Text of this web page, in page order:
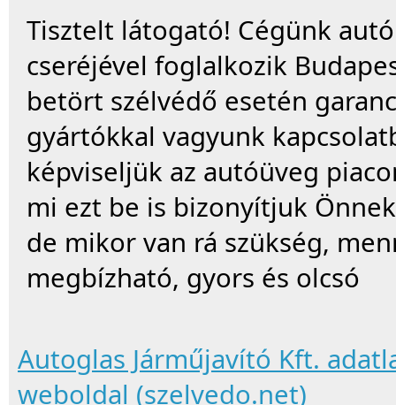
Tisztelt látogató! Cégünk
cseréjével foglalkozik
betört szélvédő esetén
gyártókkal vagyunk
képviseljük az autóüveg
mi ezt be is bizonyítjuk
de mikor van rá szükség,
megbízható, gyors és olcsó
Autoglas Járműjavító Kft.
weboldal (szelvedo.net)